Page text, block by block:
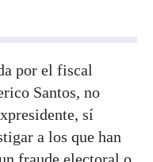
por el fiscal
Santos, no
sí
a los que han
fraude electoral o